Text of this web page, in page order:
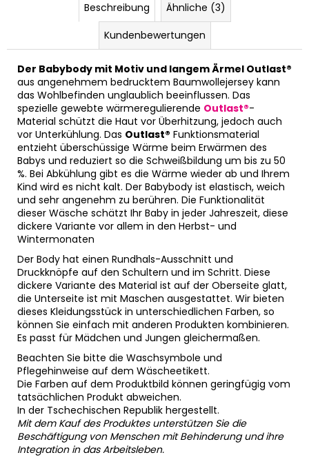
Beschreibung
Ähnliche (3)
Kundenbewertungen
Der Babybody mit Motiv und langem Ärmel Outlast®
aus angenehmem bedrucktem Baumwollejersey kann
das Wohlbefinden unglaublich beeinflussen. Das
spezielle gewebte wärmeregulierende Outlast®-
Material schützt die Haut vor Überhitzung, jedoch auch
vor Unterkühlung. Das Outlast® Funktionsmaterial
entzieht überschüssige Wärme beim Erwärmen des
Babys und reduziert so die Schweißbildung um bis zu 50
%. Bei Abkühlung gibt es die Wärme wieder ab und Ihrem
Kind wird es nicht kalt. Der Babybody ist elastisch, weich
und sehr angenehm zu berühren. Die Funktionalität
dieser Wäsche schätzt Ihr Baby in jeder Jahreszeit, diese
dickere Variante vor allem in den Herbst- und
Wintermonaten
Der Body hat einen Rundhals-Ausschnitt und
Druckknöpfe auf den Schultern und im Schritt. Diese
dickere Variante des Material ist auf der Oberseite glatt,
die Unterseite ist mit Maschen ausgestattet. Wir bieten
dieses Kleidungsstück in unterschiedlichen Farben, so
können Sie einfach mit anderen Produkten kombinieren.
Es passt für Mädchen und Jungen gleichermaßen.
Beachten Sie bitte die Waschsymbole und
Pflegehinweise auf dem Wäscheetikett.
Die Farben auf dem Produktbild können geringfügig vom
tatsächlichen Produkt abweichen.
In der Tschechischen Republik hergestellt.
Mit dem Kauf des Produktes unterstützen Sie die
Beschäftigung von Menschen mit Behinderung und ihre
Integration in das Arbeitsleben.